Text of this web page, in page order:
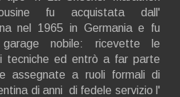
fu acquistata dall'
nel 1965 in Germania e fu
nobile: ricevette le
tecniche ed entrò a far parte
assegnate a ruoli formali di
di anni di fedele servizio l'